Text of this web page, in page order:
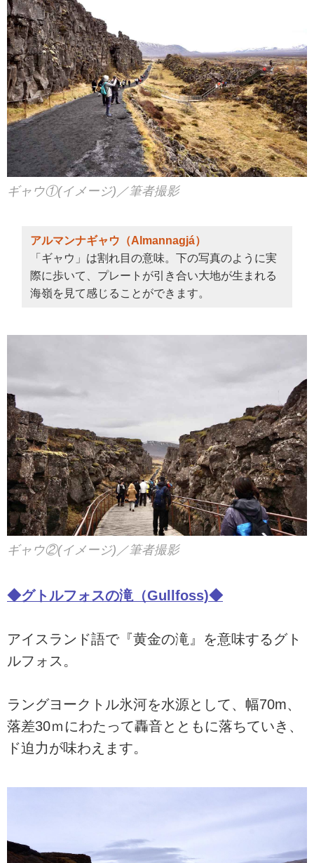
ギャウ①(イメージ)／筆者撮影
アルマンナギャウ（Almannagjá）
「ギャウ」は割れ目の意味。下の写真のように実
際に歩いて、プレートが引き合い大地が生まれる
海嶺を見て感じることができます。
ギャウ②(イメージ)／筆者撮影
◆グトルフォスの滝（Gullfoss)◆
アイスランド語で『黄金の滝』を意味するグト
ルフォス。
ラングヨークトル氷河を水源として、幅70m、
落差30ｍにわたって轟音とともに落ちていき、
ド迫力が味わえます。